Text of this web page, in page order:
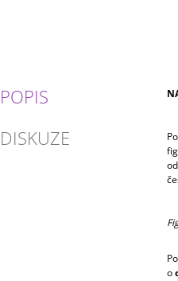
POPIS
DISKUZE
o